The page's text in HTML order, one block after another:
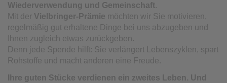
Wiederverwendung und Gemeinschaft.
Mit der Vielbringer‑Prämie möchten wir Sie motivieren,
regelmäßig gut erhaltene Dinge bei uns abzugeben und
Ihnen zugleich etwas zurückgeben.
Denn jede Spende hilft: Sie verlängert Lebenszyklen, spart
Rohstoffe und macht anderen eine Freude.
Ihre guten Stücke verdienen ein zweites Leben. Und